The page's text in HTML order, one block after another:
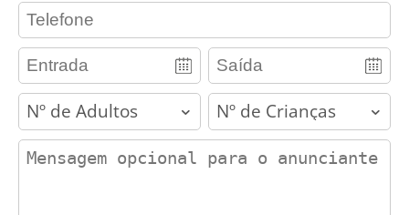
contact_phone
adults children
contact_message